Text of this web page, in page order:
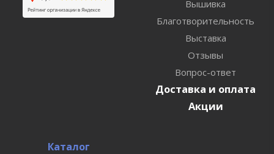
Вышивка
Благотворительность
Выставка
Отзывы
Вопрос-ответ
Доставка и оплата
Акции
Каталог